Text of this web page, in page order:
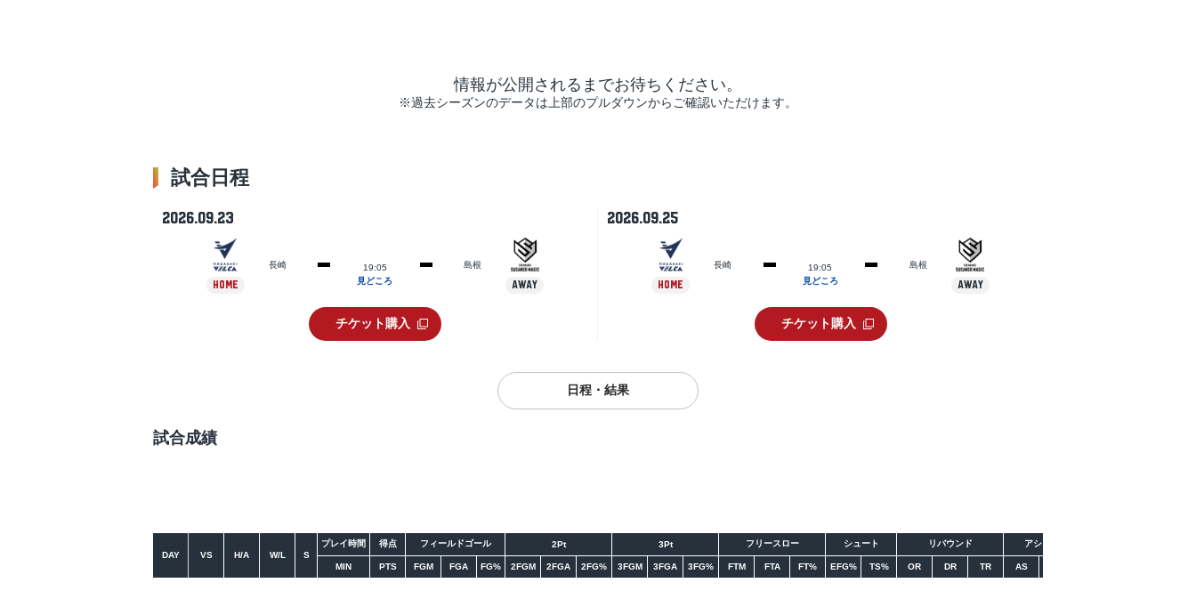
情報が公開されるまでお待ちください。
※過去シーズンのデータは上部のプルダウンからご確認いただけます。
試合日程
2026.09.23
HOME
長崎
19:05
見どころ
島根
AWAY
チケット購入
2026.09.25
HOME
長崎
19:05
見どころ
島根
AWAY
チケット購入
日程・結果
試合成績
DAY VS H/A W/L S
プレイ時間 得点 フィールドゴール 2Pt 3Pt フリースロー シュート リバウンド アシスト
MIN PTS FGM FGA FG% 2FGM 2FGA 2FG% 3FGM 3FGA 3FG% FTM FTA FT% EFG% TS% OR DR TR AS